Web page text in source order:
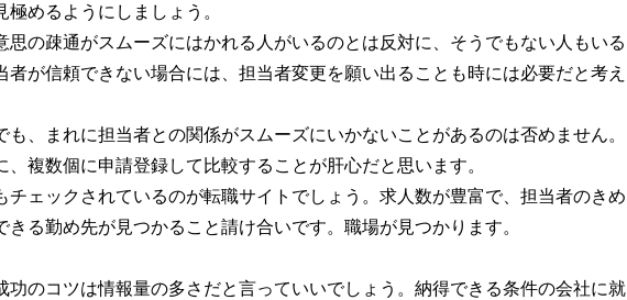
めるようにしましょう。
の疎通がスムーズにはかれる人がいるのとは反対に、そうでもない人もいる
が信頼できない場合には、担当者変更を願い出ることも時には必要だと考え
、まれに担当者との関係がスムーズにいかないことがあるのは否めません。
複数個に申請登録して比較することが肝心だと思います。
ェックされているのが転職サイトでしょう。求人数が豊富で、担当者のきめ
る勤め先が見つかること請け合いです。職場が見つかります。
功のコツは情報量の多さだと言っていいでしょう。納得できる条件の会社に就